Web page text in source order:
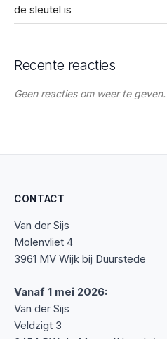
de sleutel is
Recente reacties
Geen reacties om weer te geven.
CONTACT
Van der Sijs
Molenvliet 4
3961 MV Wijk bij Duurstede
Vanaf 1 mei 2026:
Van der Sijs
Veldzigt 3